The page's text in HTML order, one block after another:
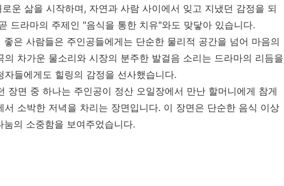
운 삶을 시작하며, 자연과 사람 사이에서 잊고 지냈던 감정을 되
드라마의 주제인 "음식을 통한 치유"와도 맞닿아 있습니다.
은 사람들은 주인공들에게는 단순한 물리적 공간을 넘어 마음의
의 차가운 물소리와 시장의 분주한 발걸음 소리는 드라마의 리듬을
들에게도 힐링의 감정을 선사했습니다.
장면 중 하나는 주인공이 정산 오일장에서 만난 할머니에게 참게
서 소박한 저녁을 차리는 장면입니다. 이 장면은 단순한 음식 이상
의 소중함을 보여주었습니다.